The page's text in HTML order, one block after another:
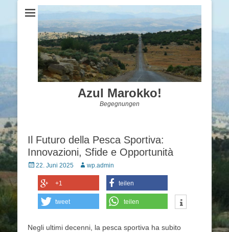
Azul Marokko!
Begegnungen
Il Futuro della Pesca Sportiva:
Innovazioni, Sfide e Opportunità
Posted
22. Juni 2025 Autorwp.admin
+1 teilen
tweet teilen
Negli ultimi decenni, la pesca sportiva ha subito